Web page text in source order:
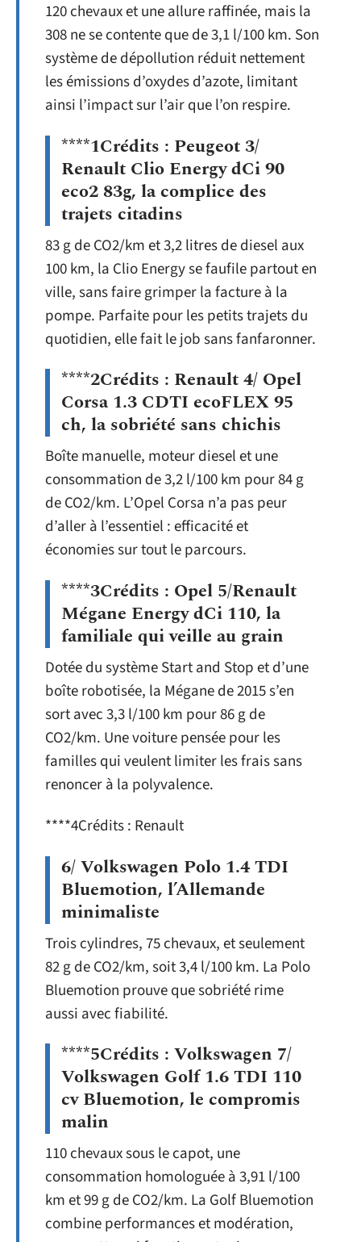
120 chevaux et une allure raffinée, mais la
308 ne se contente que de 3,1 l/100 km. Son
système de dépollution réduit nettement
les émissions d’oxydes d’azote, limitant
ainsi l’impact sur l’air que l’on respire.
****1Crédits : Peugeot 3/
Renault Clio Energy dCi 90
eco2 83g, la complice des
trajets citadins
83 g de CO2/km et 3,2 litres de diesel aux
100 km, la Clio Energy se faufile partout en
ville, sans faire grimper la facture à la
pompe. Parfaite pour les petits trajets du
quotidien, elle fait le job sans fanfaronner.
****2Crédits : Renault 4/ Opel
Corsa 1.3 CDTI ecoFLEX 95
ch, la sobriété sans chichis
Boîte manuelle, moteur diesel et une
consommation de 3,2 l/100 km pour 84 g
de CO2/km. L’Opel Corsa n’a pas peur
d’aller à l’essentiel : efficacité et
économies sur tout le parcours.
****3Crédits : Opel 5/Renault
Mégane Energy dCi 110, la
familiale qui veille au grain
Dotée du système Start and Stop et d’une
boîte robotisée, la Mégane de 2015 s’en
sort avec 3,3 l/100 km pour 86 g de
CO2/km. Une voiture pensée pour les
familles qui veulent limiter les frais sans
renoncer à la polyvalence.
****4Crédits : Renault
6/ Volkswagen Polo 1.4 TDI
Bluemotion, l’Allemande
minimaliste
Trois cylindres, 75 chevaux, et seulement
82 g de CO2/km, soit 3,4 l/100 km. La Polo
Bluemotion prouve que sobriété rime
aussi avec fiabilité.
****5Crédits : Volkswagen 7/
Volkswagen Golf 1.6 TDI 110
cv Bluemotion, le compromis
malin
110 chevaux sous le capot, une
consommation homologuée à 3,91 l/100
km et 99 g de CO2/km. La Golf Bluemotion
combine performances et modération,